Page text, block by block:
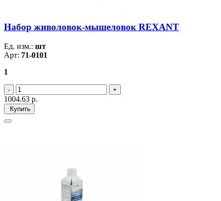
Набор живоловок-мышеловок REXANT
Ед. изм.: шт
Арт: 71-0101
1
1004.63 р.
Купить